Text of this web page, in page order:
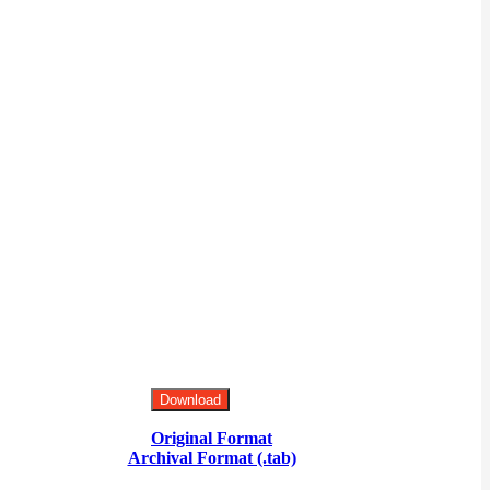
Download
Original Format
Archival Format (.tab)